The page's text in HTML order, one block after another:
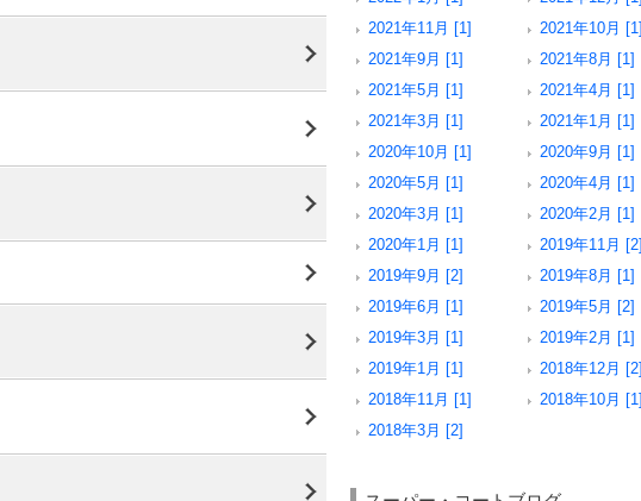
2021年11月 [1]
2021年10月 [1]
2021年9月 [1]
2021年8月 [1]
2021年5月 [1]
2021年4月 [1]
2021年3月 [1]
2021年1月 [1]
2020年10月 [1]
2020年9月 [1]
2020年5月 [1]
2020年4月 [1]
2020年3月 [1]
2020年2月 [1]
2020年1月 [1]
2019年11月 [2]
2019年9月 [2]
2019年8月 [1]
2019年6月 [1]
2019年5月 [2]
2019年3月 [1]
2019年2月 [1]
2019年1月 [1]
2018年12月 [2]
2018年11月 [1]
2018年10月 [1]
2018年3月 [2]